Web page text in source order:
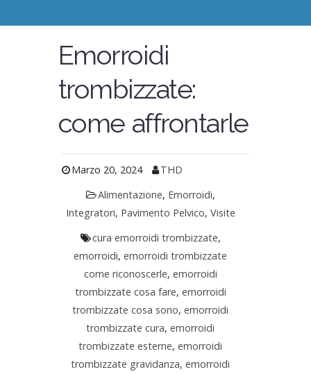
Emorroidi
trombizzate:
come affrontarle
Marzo 20, 2024
THD
Alimentazione, Emorroidi,
Integratori, Pavimento Pelvico, Visite
cura emorroidi trombizzate,
emorroidi,emorroidi trombizzate
come riconoscerle, emorroidi
trombizzate cosa fare, emorroidi
trombizzate cosa sono,emorroidi
trombizzate cura,emorroidi
trombizzate esterne,emorroidi
trombizzate gravidanza,emorroidi